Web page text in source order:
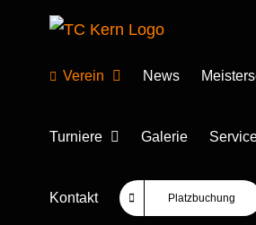
springen Verein News
Turniere Galerie
Kontakt Platzbuchung